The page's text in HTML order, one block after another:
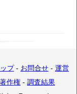
プ- お問合せ - 運営
著作権 - 調査結果